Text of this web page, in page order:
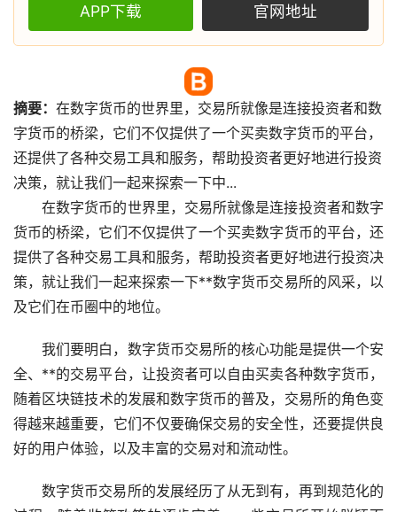
APP下载 官网地址
摘要： 在数字货币的世界里， 交易所就像是连接投资者和数
字货币的桥梁，它们不仅提供了一个买卖数字货币的平台，
还提供了各种交易工具和服务，帮助投资者更好地进行投资
决策，就让我们一起来探索一下中...
在数字货币的世界里，交易所就像是连接投资者和数字
货币的桥梁，它们不仅提供了一个买卖数字货币的平台，还
提供了各种交易工具和服务，帮助投资者更好地进行投资决
策，就让我们一起来探索一下**数字货币交易所的风采，以
及它们在币圈中的地位。
我们要明白，数字货币交易所的核心功能是提供一个安
全、**的交易平台，让投资者可以自由买卖各种数字货币，
随着区块链技术的发展和数字货币的普及，交易所的角色变
得越来越重要，它们不仅要确保交易的安全性，还要提供良
好的用户体验，以及丰富的交易对和流动性。
数字货币交易所的发展经历了从无到有，再到规范化的